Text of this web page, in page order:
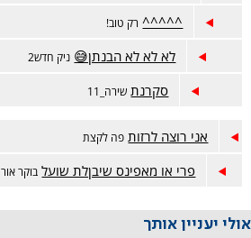
^^^^^ רק טוב!
לא לא לא הבנתן😅 ניק חדש2
סקרנת שירה_11
אני רוצה לרזות פה לקצת
פרי או מאפינס שיבןלת שועל בוקר אור
אולי יעניין אותך